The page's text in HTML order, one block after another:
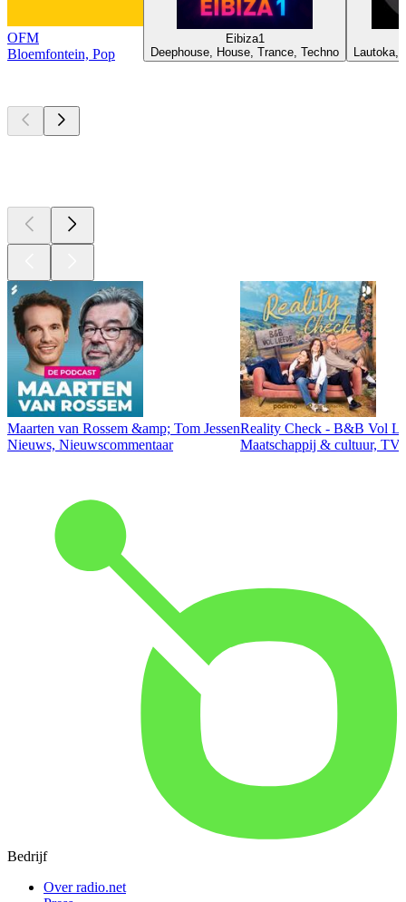
OFM
Bloemfontein, Pop
Eibiza1
Deephouse, House, Trance, Techno
Maarten van Rossem &amp; Tom Jessen
Nieuws, Nieuwscommentaar
Reality Check - B&B Vol
Maatschappij & cultuur,
Bedrijf
Over radio.net